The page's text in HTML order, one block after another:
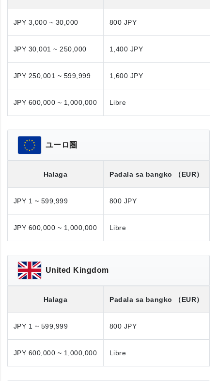
JPY 3,000 ~ 30,000 800 JPY
JPY 30,001 ~ 250,000 1,400 JPY
JPY 250,001 ~ 599,999 1,600 JPY
JPY 600,000 ~ 1,000,000 Libre
ユーロ圏
Halaga Padala sa bangko （EUR）
JPY 1 ~ 599,999 800 JPY
JPY 600,000 ~ 1,000,000 Libre
United Kingdom
Halaga Padala sa bangko （EUR）
JPY 1 ~ 599,999 800 JPY
JPY 600,000 ~ 1,000,000 Libre